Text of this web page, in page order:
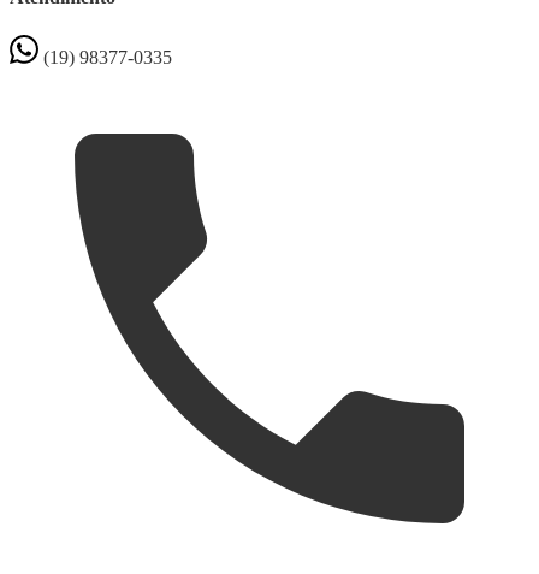
(19) 98377-0335